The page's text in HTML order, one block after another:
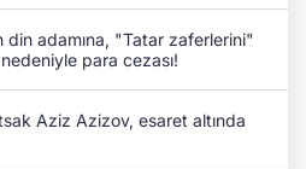
din adamına, "Tatar zaferlerini"
para cezası!
Aziz Azizov, esaret altında